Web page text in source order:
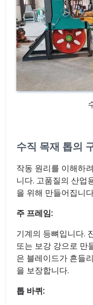
수직 목재 톱의
작동 원리를 이해하
니다. 고품질의 산업
을 위해 만들어집니
주 프레임:
기계의 등뼈입니다.
또는 보강 강으로 만
은 블레이드가 흔들
을 보장합니다.
톱 바퀴: